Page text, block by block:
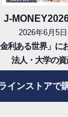
J-
2026年6月5
金利ある世界」に
法人・大学の資
インストアで